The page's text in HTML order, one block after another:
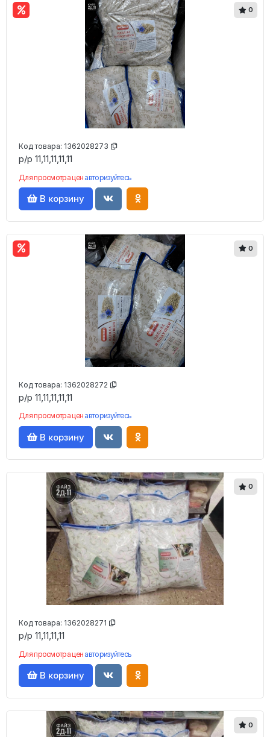
0
Код товара: 1362028273
р/р 11,11,11,11,11
Для просмотра цен авторизуйтесь
В корзину
0
Код товара: 1362028272
р/р 11,11,11,11,11
Для просмотра цен авторизуйтесь
В корзину
0
Код товара: 1362028271
р/р 11,11,11,11
Для просмотра цен авторизуйтесь
В корзину
0